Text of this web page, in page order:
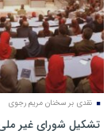
نقدی بر سخنان مریم رجوی
تشکیل شورای غیر